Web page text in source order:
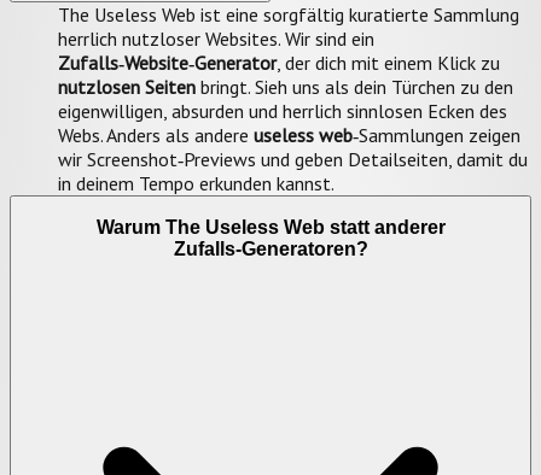
The Useless Web ist eine sorgfältig kuratierte Sammlung
herrlich nutzloser Websites. Wir sind ein
Zufalls‑Website‑Generator, der dich mit einem Klick zu
nutzlosen Seiten bringt. Sieh uns als dein Türchen zu den
eigenwilligen, absurden und herrlich sinnlosen Ecken des
Webs. Anders als andere useless web‑Sammlungen zeigen
wir Screenshot‑Previews und geben Detailseiten, damit du
in deinem Tempo erkunden kannst.
Warum The Useless Web statt anderer
Zufalls‑Generatoren?